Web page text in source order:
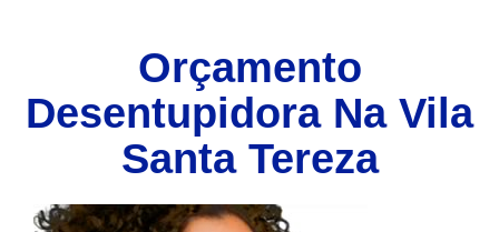
Orçamento
Desentupidora Na Vila
Santa Tereza